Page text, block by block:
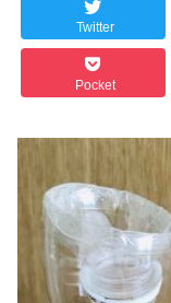
Twitter
Pocket